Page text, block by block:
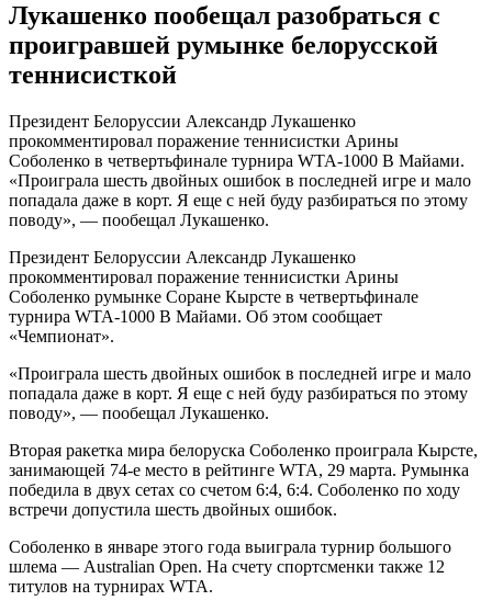
Лукашенко пообещал разобраться с
проигравшей румынке белорусской
теннисисткой
Президент Белоруссии Александр Лукашенко
прокомментировал поражение теннисистки Арины
Соболенко в четвертьфинале турнира WTA-1000 В Майами.
«Проиграла шесть двойных ошибок в последней игре и мало
попадала даже в корт. Я еще с ней буду разбираться по этому
поводу», — пообещал Лукашенко.
Президент Белоруссии Александр Лукашенко
прокомментировал поражение теннисистки Арины
Соболенко румынке Соране Кырсте в четвертьфинале
турнира WTA-1000 В Майами. Об этом сообщает
«Чемпионат».
«Проиграла шесть двойных ошибок в последней игре и мало
попадала даже в корт. Я еще с ней буду разбираться по этому
поводу», — пообещал Лукашенко.
Вторая ракетка мира белоруска Соболенко проиграла Кырсте,
занимающей 74-е место в рейтинге WTA, 29 марта. Румынка
победила в двух сетах со счетом 6:4, 6:4. Соболенко по ходу
встречи допустила шесть двойных ошибок.
Соболенко в январе этого года выиграла турнир большого
шлема — Australian Open. На счету спортсменки также 12
титулов на турнирах WTA.